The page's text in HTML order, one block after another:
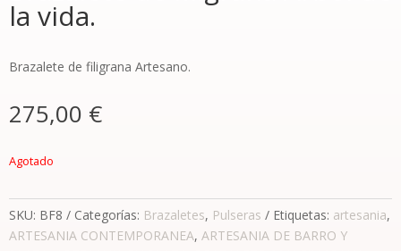
la vida.
Brazalete de filigrana Artesano.
275,00 €
Agotado
SKU: BF8 Categorías: Brazaletes, Pulseras Etiquetas: artesania,
ARTESANIA CONTEMPORANEA, ARTESANIA DE BARRO Y